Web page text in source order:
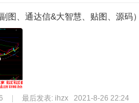
图、通达信&大智慧、贴图、源码
最后发表: ihzx 2021-8-26 22:24